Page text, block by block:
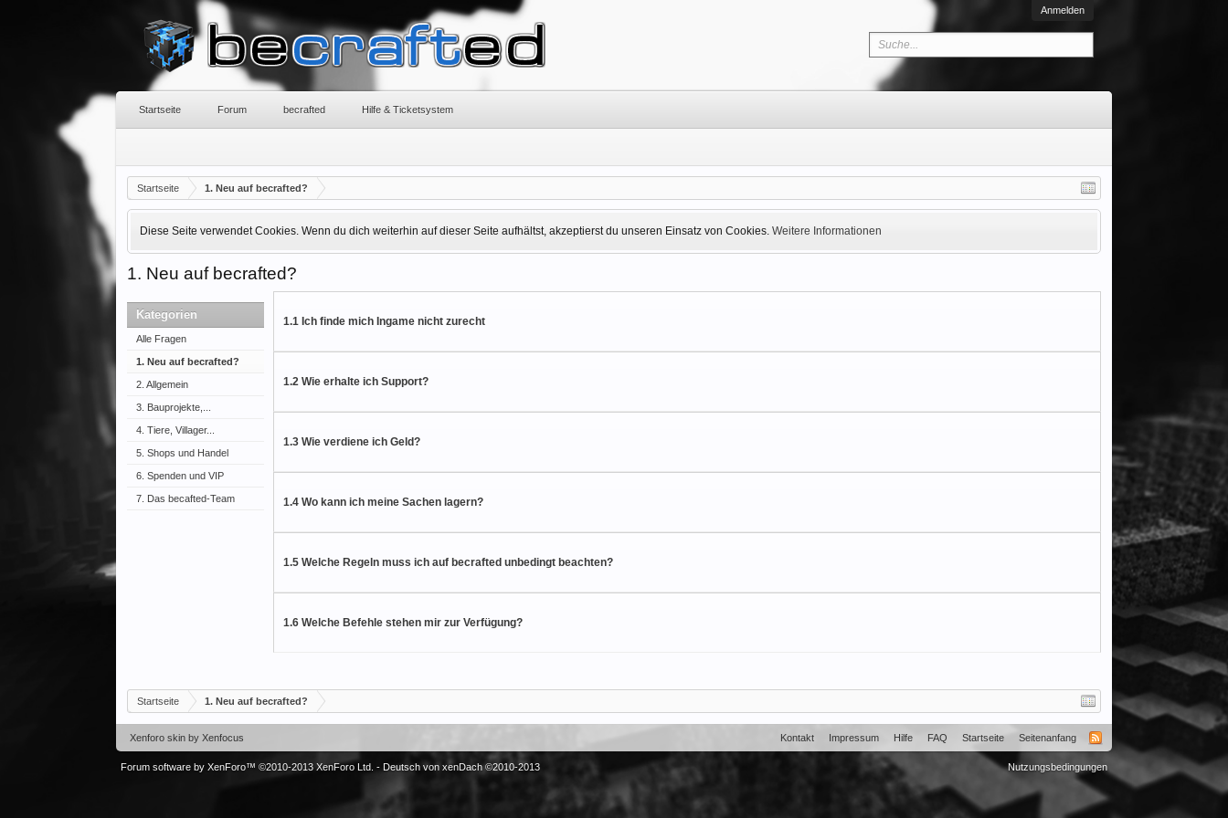
Anmelden
Startseite 1. Neu auf becrafted?
Diese Seite verwendet Cookies. Wenn du dich weiterhin auf dieser Seite aufhältst, akzeptierst du unseren Einsatz von Cookies. Weitere Informationen
1. Neu auf becrafted?
Kategorien
Alle Fragen
1. Neu auf becrafted?
2. Allgemein
3. Bauprojekte,...
4. Tiere, Villager...
5. Shops und Handel
6. Spenden und VIP
7. Das becafted-Team
1.1 Ich finde mich Ingame nicht zurecht
1.2 Wie erhalte ich Support?
1.3 Wie verdiene ich Geld?
1.4 Wo kann ich meine Sachen lagern?
1.5 Welche Regeln muss ich auf becrafted unbedingt beachten?
1.6 Welche Befehle stehen mir zur Verfügung?
Startseite 1. Neu auf becrafted?
Startseite Forum becrafted Hilfe & Ticketsystem
Xenforo skin by Xenfocus Kontakt Impressum Hilfe FAQ Startseite Seitenanfang
Nutzungsbedingungen
Forum software by XenForo™ ©2010-2013 XenForo Ltd. - Deutsch von xenDach©2010-2013